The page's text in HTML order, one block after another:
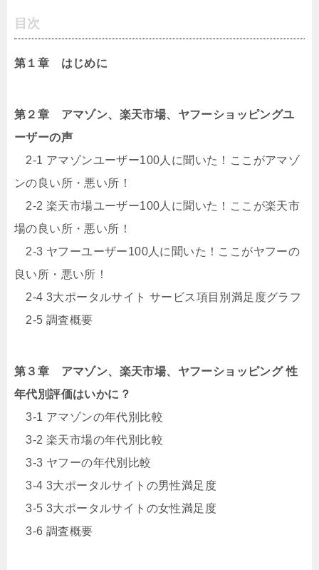
目次
第１章 はじめに
第２章 アマゾン、楽天市場、ヤフーショッピングユ
ーザーの声
2-1 アマゾンユーザー100人に聞いた！ここがアマゾ
ンの良い所・悪い所！
2-2 楽天市場ユーザー100人に聞いた！ここが楽天市
場の良い所・悪い所！
2-3 ヤフーユーザー100人に聞いた！ここがヤフーの
良い所・悪い所！
2-4 3大ポータルサイト サービス項目別満足度グラフ
2-5 調査概要
第３章 アマゾン、楽天市場、ヤフーショッピング 性
年代別評価はいかに？
3-1 アマゾンの年代別比較
3-2 楽天市場の年代別比較
3-3 ヤフーの年代別比較
3-4 3大ポータルサイトの男性満足度
3-5 3大ポータルサイトの女性満足度
3-6 調査概要